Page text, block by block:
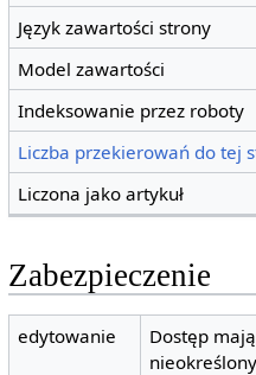
Język zawartości strony
Model zawartości
Indeksowanie przez roboty
Liczba przekierowań do tej
Liczona jako artykuł
Zabezpieczenie
edytowanie
Dostęp